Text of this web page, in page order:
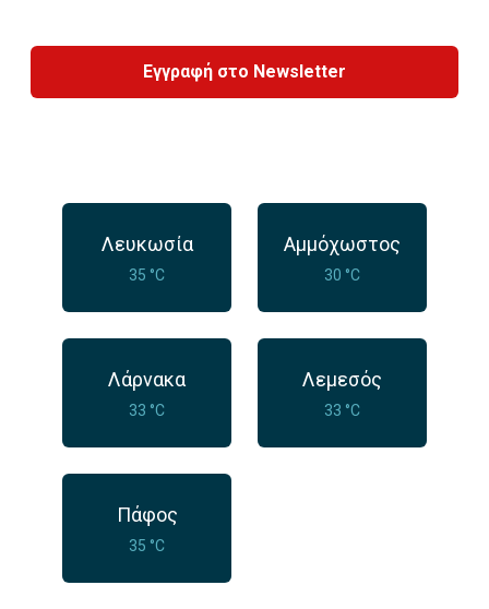
Εγγραφή στο Newsletter
Λευκωσία
35 °C
Αμμόχωστος
30 °C
Λάρνακα
33 °C
Λεμεσός
33 °C
Πάφος
35 °C